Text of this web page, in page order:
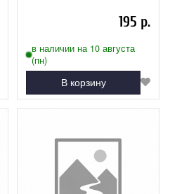
195 р.
в наличии на 10 августа
(пн)
В корзину